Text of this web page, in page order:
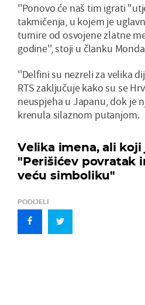
''Ponovo će naš tim igrati
takmičenja, u kojem je
turnire od osvojene zlatne
godine'', stoji u članku
''Delfini su nezreli za velika
RTS zaključuje kako su se
neuspjeha u Japanu, dok je
krenula silaznom putanjom.
Velika imena, ali koji
"Perišićev povratak
veću simboliku"
PODIJELI